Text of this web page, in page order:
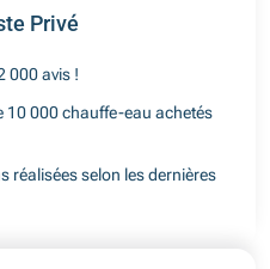
Privé
000 avis !
10 000 chauffe-eau achetés
réalisées selon les dernières